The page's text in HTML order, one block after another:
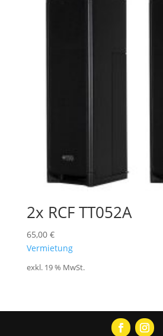
2x RCF TT052A
65,00 €
Vermietung
exkl. 19 % MwSt.